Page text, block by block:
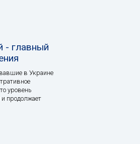
- главный
в Украине
уровень
продолжает